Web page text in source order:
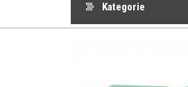
Kategorie